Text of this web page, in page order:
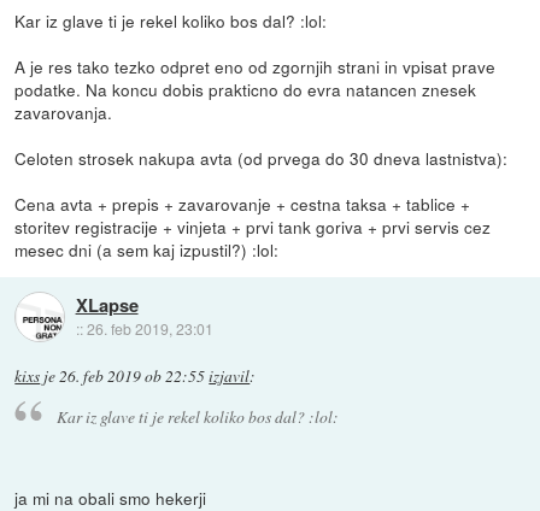
Kar iz glave ti je rekel koliko bos dal? :lol:
A je res tako tezko odpret eno od zgornjih strani in vpisat prave
podatke. Na koncu dobis prakticno do evra natancen znesek
zavarovanja.
Celoten strosek nakupa avta (od prvega do 30 dneva lastnistva):
Cena avta + prepis + zavarovanje + cestna taksa + tablice +
storitev registracije + vinjeta + prvi tank goriva + prvi servis cez
mesec dni (a sem kaj izpustil?) :lol:
XLapse
::26. feb 2019, 23:01
kixs je26. feb 2019 ob 22:55izjavil:
Kar iz glave ti je rekel koliko bos dal? :lol:
ja mi na obali smo hekerji